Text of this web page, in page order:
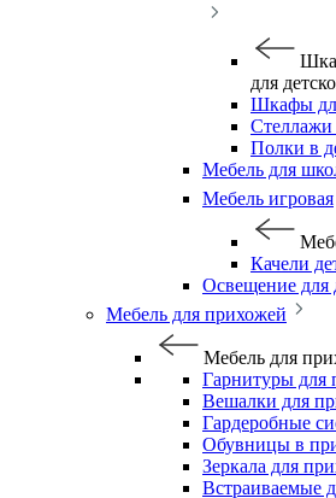
для
Шкафы
Стеллажи
Полки в
Мебель для
Мебель игровая
Качели
Освещение для
Мебель для прихожей
Мебель для
Гарнитуры для
Вешалки для
Гардеробные
Обувницы в
Зеркала для
Встраиваемые